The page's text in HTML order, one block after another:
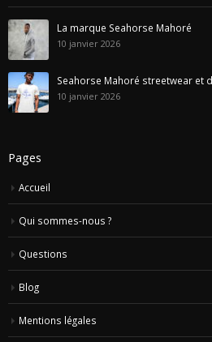
La marque Seahorse Mahoré
10 janvier 2026
Seahorse Mahoré streetwear et
10 janvier 2026
Pages
Accueil
Qui sommes-nous ?
Questions
Blog
Mentions légales